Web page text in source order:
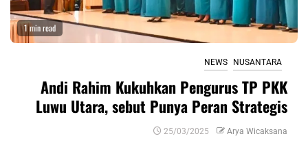
1 min read
NEWS NUSANTARA
Andi Rahim Kukuhkan Pengurus TP PKK
Luwu Utara, sebut Punya Peran Strategis
25/03/2025 Arya Wicaksana